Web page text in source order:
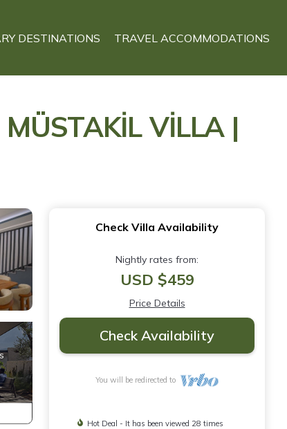
DESTINATIONS TRAVEL ACCOMMODATIONS
VİLLA |
Check Villa Availability
Nightly rates from:
USD $459
Price Details
Check Availability
You will be redirected to
Hot Deal - It has been viewed 28 times